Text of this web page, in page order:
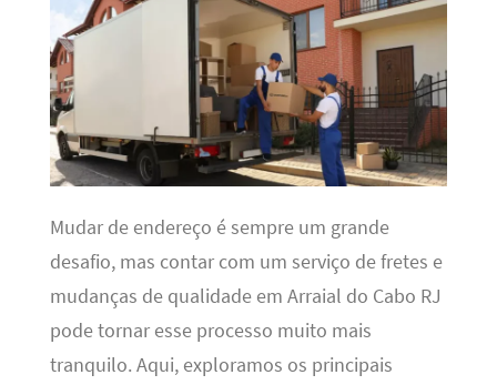
Mudar de endereço é sempre um grande
desafio, mas contar com um serviço de fretes e
mudanças de qualidade em Arraial do Cabo RJ
pode tornar esse processo muito mais
tranquilo. Aqui, exploramos os principais